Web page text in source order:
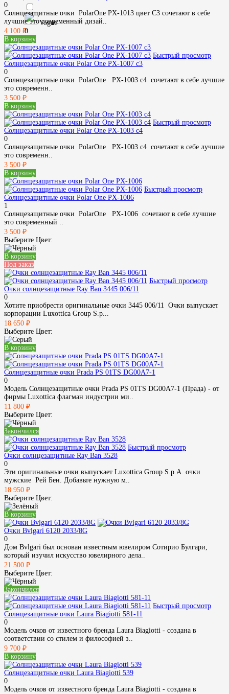
Vogue
0
0
Солнцезащитные очки PolarOne PX-1013 цвет С3 сочетают в себе
лучшие это современный дизай..
4 100 ₽
В корзину
Быстрый просмотр
Солнцезащитные очки Polar One PX-1007 c3
0
Солнцезащитные очки PolarOne PX-1003 c4 сочетают в себе лучшие
это современн..
3 500 ₽
В корзину
Быстрый просмотр
Солнцезащитные очки Polar One PX-1003 c4
0
Солнцезащитные очки PolarOne PX-1003 c4 сочетают в себе лучшие
это современн..
3 500 ₽
В корзину
Быстрый просмотр
Солнцезащитные очки Polar One PX-1006
1
Солнцезащитные очки PolarOne PX-1006 сочетают в себе лучшие
это современный ..
3 500 ₽
Выберите Цвет:
В корзину
Под заказ
Быстрый просмотр
Очки солнцезащитные Ray Ban 3445 006/11
0
Хотите приобрести оригинальные очки 3445 006/11 Очки выпускает
корпорации Luxottica Group S.p...
18 650 ₽
Выберите Цвет:
В корзину
Солнцезащитные очки Prada PS 01TS DG00A7-1
0
Модель Солнцезащитные очки Prada PS 01TS DG00A7-1 (Прада) - от
фирмы Luxottica флагман индустрии ми..
11 800 ₽
Выберите Цвет:
Закончился
Быстрый просмотр
Очки солнцезащитные Ray Ban 3528
0
Эти оригинальные очки выпускает Luxottica Group S.p.A. очки
мужские Рей Бен. Добавьте нужную м..
18 950 ₽
Выберите Цвет:
В корзину
Очки Bvlgari 6120 2033/8G
0
Дом Bvlgari был основан известным ювелиром Сотирио Булгари,
который изучил искусство ювелирного дела..
21 500 ₽
Выберите Цвет:
Закончился
Быстрый просмотр
Солнцезащитные очки Laura Biagiotti 581-11
0
Модель очков от известного бренда Laura Biagiotti - создана в
соответствии со стилем и философией з..
9 700 ₽
В корзину
Солнцезащитные очки Laura Biagiotti 539
0
Модель очков от известного бренда Laura Biagiotti - создана в